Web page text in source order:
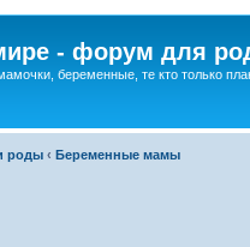
- форум для
беременные, те кто только
роды ‹ Беременные мамы